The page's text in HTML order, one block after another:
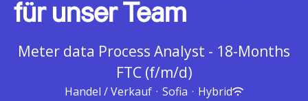
für unser Team
Meter data Process Analyst - 18-Months
FTC (f/m/d)
Handel / Verkauf · Sofia · Hybrid